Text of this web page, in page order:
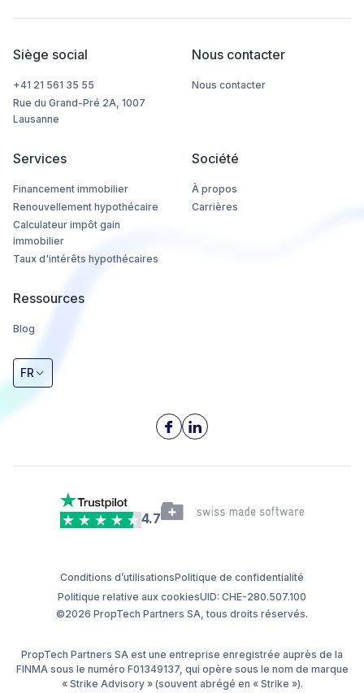
Siège social
+41 21 561 35 55
Rue du Grand-Pré 2A, 1007
Lausanne
Nous contacter
Nous contacter
Services
Financement immobilier
Renouvellement hypothécaire
Calculateur impôt gain
immobilier
Taux d'intérêts hypothécaires
Société
À propos
Carrières
Ressources
Blog
FR
4.7
©2026 PropTech Partners SA, tous droits réservés.
Conditions d’utilisationsPolitique de confidentialité
Politique relative aux cookiesUID: CHE-280.507.100
PropTech Partners SA est une entreprise enregistrée auprès de la
FINMA sous le numéro F01349137, qui opère sous le nom de marque
« Strike Advisory » (souvent abrégé en « Strike »).